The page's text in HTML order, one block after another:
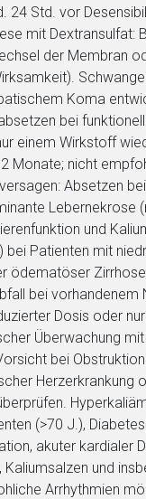
Std. vor
mit Dextransulfat:
der Membran
Koma
bei
einem Wirkstoff
Monate; nicht
Absetzen
Lebernekrose
und
Patienten mit
ödematöser
bei vorhandenem
Dosis oder
Überwachung
bei
Herzerkrankung
(>70 J.),
akuter kardialer
und
Arrhythmien
Web-Seite ist
liste.de Zur Seite